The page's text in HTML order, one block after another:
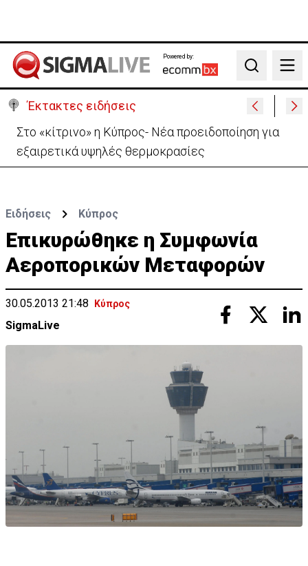
Powered by:
Search
Έκτακτες ειδήσεις
Στο «κίτρινο» η Κύπρος- Νέα προειδοποίηση για
εξαιρετικά υψηλές θερμοκρασίες
Ειδήσεις Κύπρος
Επικυρώθηκε η Συμφωνία
Αεροπορικών Μεταφορών
30.05.2013 21:48 Κύπρος
SigmaLive